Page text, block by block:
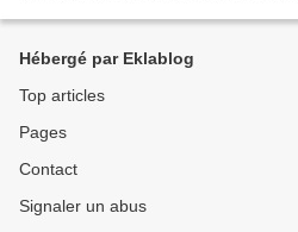
Hébergé par Eklablog
Top articles
Pages
Contact
Signaler un abus